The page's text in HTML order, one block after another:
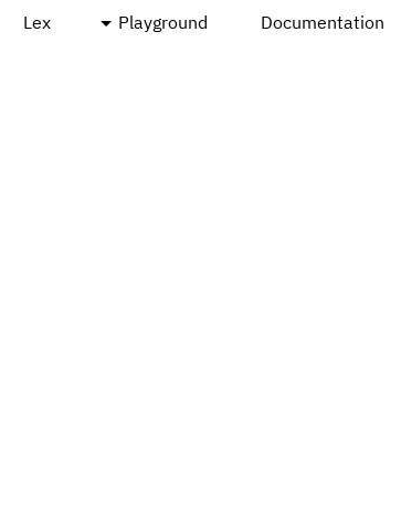
Lex Playground Documentation